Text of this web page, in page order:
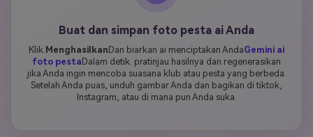
Buat dan simpan foto pesta ai Anda
Klik. Menghasilkan Dan biarkan ai menciptakan AndaGemini ai
foto pesta Dalam detik. pratinjau hasilnya dan regenerasikan
jika Anda ingin mencoba suasana klub atau pesta yang berbeda.
Setelah Anda puas, unduh gambar Anda dan bagikan di tiktok,
Instagram, atau di mana pun Anda suka.